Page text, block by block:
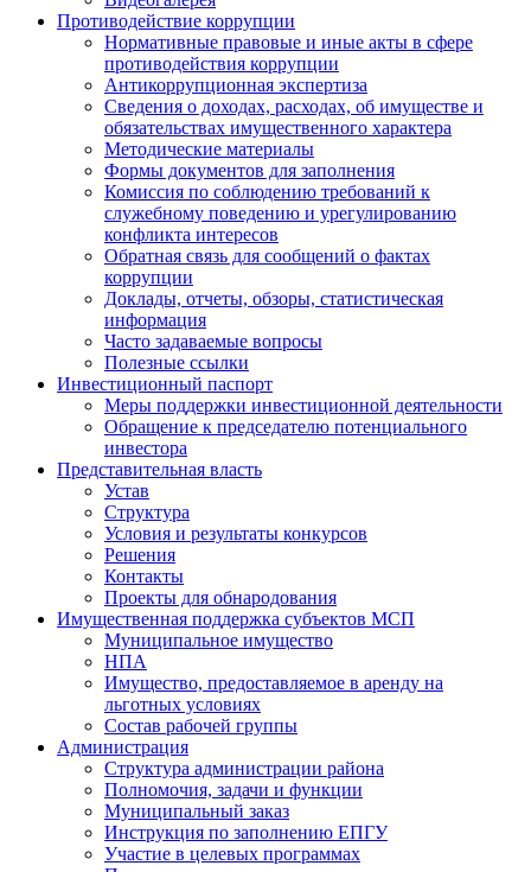
Противодействие коррупции
Нормативные правовые и иные акты в сфере
противодействия коррупции
Антикоррупционная экспертиза
Сведения о доходах, расходах, об имуществе и
обязательствах имущественного характера
Методические материалы
Формы документов для заполнения
Комиссия по соблюдению требований к
служебному поведению и урегулированию
конфликта интересов
Обратная связь для сообщений о фактах
коррупции
Доклады, отчеты, обзоры, статистическая
информация
Часто задаваемые вопросы
Полезные ссылки
Инвестиционный паспорт
Меры поддержки инвестиционной деятельности
Обращение к председателю потенциального
инвестора
Представительная власть
Устав
Структура
Условия и результаты конкурсов
Решения
Контакты
Проекты для обнародования
Имущественная поддержка субъектов МСП
Муниципальное имущество
НПА
Имущество, предоставляемое в аренду на
льготных условиях
Состав рабочей группы
Администрация
Структура администрации района
Полномочия, задачи и функции
Муниципальный заказ
Инструкция по заполнению ЕПГУ
Участие в целевых программах